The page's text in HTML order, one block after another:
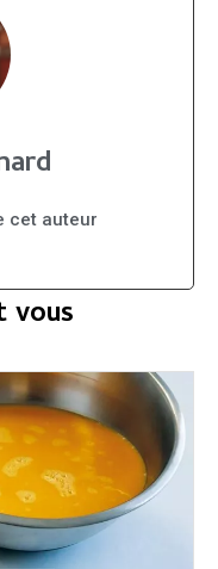
cet auteur
vous